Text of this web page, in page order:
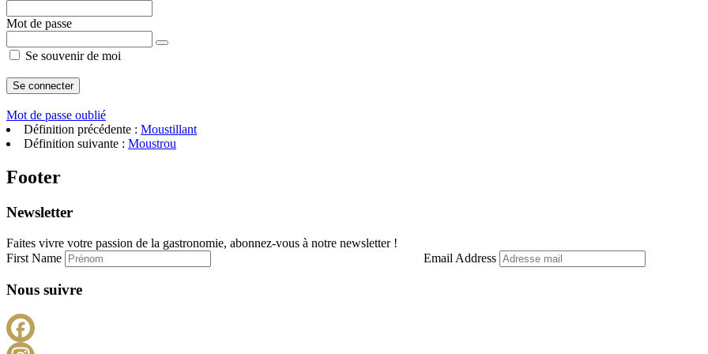
Mot de passe
Se souvenir de moi
Mot de passe oublié
Définition précédente : Moustillant
Définition suivante : Moustrou
Footer
Newsletter
Faites vivre votre passion de la gastronomie, abonnez-vous à notre newsletter !
First Name
Email Address
Nous suivre